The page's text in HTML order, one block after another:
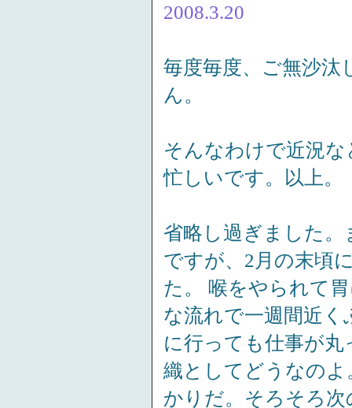
2008.3.20
毎度毎度、ご無沙
ん。
そんなわけで近況な
忙しいです。以上。
省略し過ぎました
ですが、2月の末頃
た。 喉をやられて
な流れで一週間近
に行っても仕事が
織としてどうなの
かりだ。そろそろ